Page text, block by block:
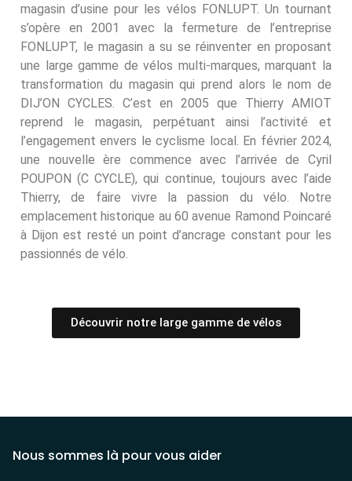
magasin d’usine pour les vélos FONLUPT. Un tournant
s’opère en 2001 avec la fermeture de l’entreprise
FONLUPT, le magasin a su se réinventer en proposant
une large gamme de vélos multi-marques, marquant la
transformation du magasin qui prend alors le nom de
DIJ’ON CYCLES. C’est en 2005 que Thierry AMIOT
reprend le magasin, perpétuant ainsi l’activité et
l’engagement envers le cyclisme local. En février 2024,
une nouvelle ère commence avec l’arrivée de Cyril
POUPON (C CYCLE), qui continue, toujours avec l’aide
Thierry, de faire vivre la passion du vélo. Notre
emplacement historique au 60 avenue Ramond Poincaré
à Dijon est resté un point d’ancrage constant pour les
passionnés de vélo.
Découvrir notre large gamme de vélos
Nous sommes là pour vous aider